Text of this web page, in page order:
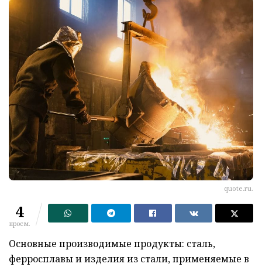
quote.ru.
4
просм.
Основные производимые продукты: сталь,
ферросплавы и изделия из стали, применяемые в